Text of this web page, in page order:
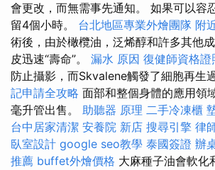
會更改，而無需事先通知。 如果可以容
留4個小時。 台北地區專業外燴團隊 附
術後，由於橄欖油，泛烯醇和許多其他
皮迅速“壽命”。 漏水 原因 復健師資格證
防止攝影，而Skvalene觸發了細胞再生
記申請全攻略 面部和整個身體的應用領
毫升管出售。 助聽器 原理 二手冷凍櫃
台中居家清潔 安養院 新店 搜尋引擎 律
臥室設計 google seo教學 泰國簽證 辦
推薦 buffet外燴價格 大麻種子油會軟​​化